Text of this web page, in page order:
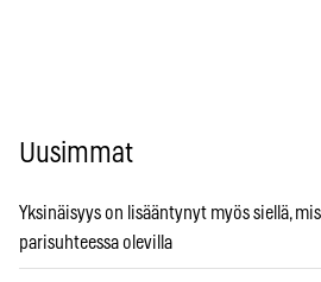
Uusimmat
Yksinäisyys on lisääntynyt myös siellä,
parisuhteessa olevilla